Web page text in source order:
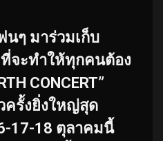
นๆ มาร่วมเก็บ
จะทำให้ทุกคนต้อง
CONCERT”
ครั้งยิ่งใหญ่สุด
17-18 ตุลาคมนี้